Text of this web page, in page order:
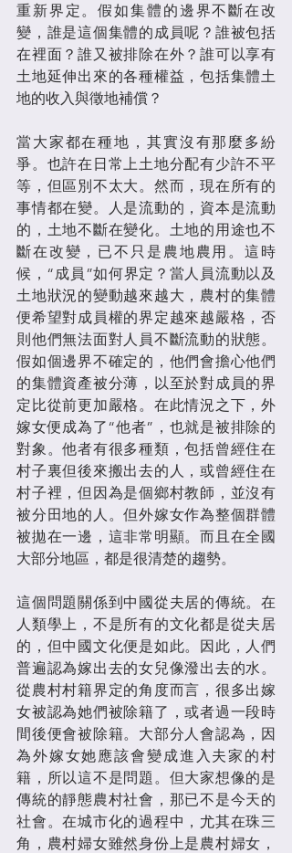
重新界定。假如集體的邊界不斷在改
變，誰是這個集體的成員呢？誰被包括
在裡面？誰又被排除在外？誰可以享有
土地延伸出來的各種權益，包括集體土
地的收入與徵地補償？
當大家都在種地，其實沒有那麼多紛
爭。也許在日常上土地分配有少許不平
等，但區別不太大。然而，現在所有的
事情都在變。人是流動的，資本是流動
的，土地不斷在變化。土地的用途也不
斷在改變，已不只是農地農用。這時
候，“成員”如何界定？當人員流動以及
土地狀況的變動越來越大，農村的集體
便希望對成員權的界定越來越嚴格，否
則他們無法面對人員不斷流動的狀態。
假如個邊界不確定的，他們會擔心他們
的集體資產被分薄，以至於對成員的界
定比從前更加嚴格。在此情況之下，外
嫁女便成為了“他者”，也就是被排除的
對象。他者有很多種類，包括曾經住在
村子裏但後來搬出去的人，或曾經住在
村子裡，但因為是個鄉村教師，並沒有
被分田地的人。但外嫁女作為整個群體
被拋在一邊，這非常明顯。而且在全國
大部分地區，都是很清楚的趨勢。
這個問題關係到中國從夫居的傳統。在
人類學上，不是所有的文化都是從夫居
的，但中國文化便是如此。因此，人們
普遍認為嫁出去的女兒像潑出去的水。
從農村村籍界定的角度而言，很多出嫁
女被認為她們被除籍了，或者過一段時
間後便會被除籍。大部分人會認為，因
為外嫁女她應該會變成進入夫家的村
籍，所以這不是問題。但大家想像的是
傳統的靜態農村社會，那已不是今天的
社會。在城市化的過程中，尤其在珠三
角，農村婦女雖然身份上是農村婦女，